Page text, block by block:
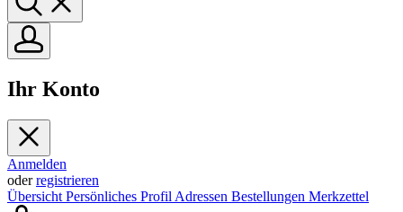
Ihr Konto
Anmelden
oderregistrieren
Übersicht Persönliches Profil Adressen Bestellungen Merkzettel